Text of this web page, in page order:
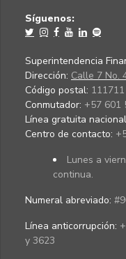
Síguenos:
Superintendencia
Dirección: Calle 7 No.
Código postal: 111711
Conmutador: +57 601
Línea gratuita
Centro de contacto:
Lunes a
continua.
Numeral abreviado:
Línea anticorrupción:
y 3623